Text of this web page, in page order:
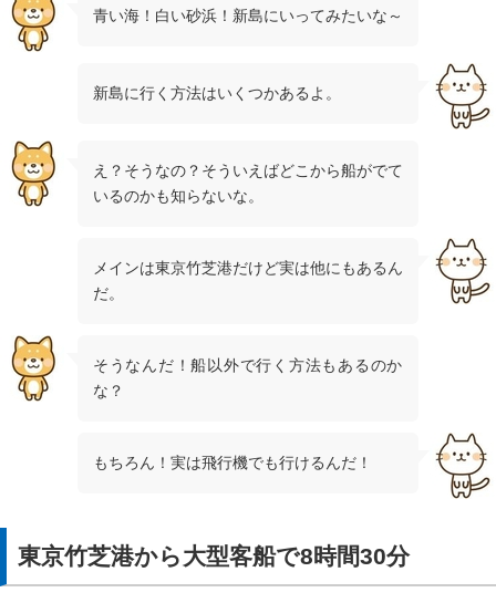
青い海！白い砂浜！新島にいってみたいな～
新島に行く方法はいくつかあるよ。
え？そうなの？そういえばどこから船がでて
いるのかも知らないな。
メインは東京竹芝港だけど実は他にもあるん
だ。
そうなんだ！船以外で行く方法もあるのか
な？
もちろん！実は飛行機でも行けるんだ！
東京竹芝港から大型客船で8時間30分